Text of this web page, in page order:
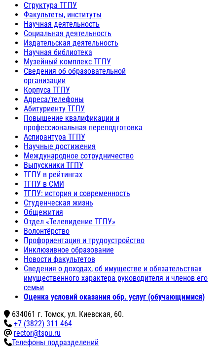
Структура ТГПУ
Факультеты, институты
Научная деятельность
Социальная деятельность
Издательская деятельность
Научная библиотека
Музейный комплекс ТГПУ
Сведения об образовательной
организации
Корпуса ТГПУ
Адреса/телефоны
Абитуриенту ТГПУ
Повышение квалификации и
профессиональная переподготовка
Аспирантура ТГПУ
Научные достижения
Международное сотрудничество
Выпускники ТГПУ
ТГПУ в рейтингах
ТГПУ в СМИ
ТГПУ: история и современность
Студенческая жизнь
Общежития
Отдел «Телевидение ТГПУ»
Волонтёрство
Профориентация и трудоустройство
Инклюзивное образование
Новости факультетов
Сведения о доходах, об имуществе и обязательствах
имущественного характера руководителя и членов его
семьи
Оценка условий оказания обр. услуг (обучающимися)
634061 г. Томск, ул. Киевская, 60.
+7 (3822) 311 464
rector@tspu.ru
Телефоны подразделений